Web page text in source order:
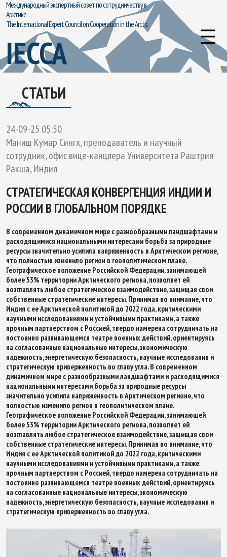
Международный экспертный совет по сотрудничеству в
Арктике
The International Expert Council on Cooperation in the Arctic
IECCA
СТАТЬИ
24-09-25 05:50
Маниш Кумар Сингх, преподаватель и научный
сотрудник, офис вице-канцлера Университета Раштрия
Ракша, Индия
СТРАТЕГИЧЕСКАЯ КОНВЕРГЕНЦИЯ ИНДИИ И
РОССИИ В ГЛОБАЛЬНОМ ПОРЯДКЕ
В современном динамичном мире с разнообразными ландшафтами и
расходящимися национальными интересами борьба за природные
ресурсы значительно усилила напряженность в Арктическом регионе,
что полностью изменило регион в геополитическом плане.
Географическое положение Российской Федерации, занимающей
более 53% территории Арктического региона, позволяет ей
возглавлять любое стратегическое взаимодействие, защищая свои
собственные стратегические интересы. Принимая во внимание, что
Индия с ее Арктической политикой до 2022 года, критическими
научными исследованиями и устойчивыми практиками, а также
прочным партнерством с Россией, твердо намерена сотрудничать на
постоянно развивающемся театре военных действий, ориентируясь
на согласованные национальные интересы, экономическую
надежность, энергетическую безопасность, научные исследования и
стратегическую приверженность во главу угла. В современном
динамичном мире с разнообразными ландшафтами и расходящимися
национальными интересами борьба за природные ресурсы
значительно усилила напряженность в Арктическом регионе, что
полностью изменило регион в геополитическом плане.
Географическое положение Российской Федерации, занимающей
более 53% территории Арктического региона, позволяет ей
возглавлять любое стратегическое взаимодействие, защищая свои
собственные стратегические интересы. Принимая во внимание, что
Индия с ее Арктической политикой до 2022 года, критическими
научными исследованиями и устойчивыми практиками, а также
прочным партнерством с Россией, твердо намерена сотрудничать на
постоянно развивающемся театре военных действий, ориентируясь
на согласованные национальные интересы, экономическую
надежность, энергетическую безопасность, научные исследования и
стратегическую приверженность во главу угла.